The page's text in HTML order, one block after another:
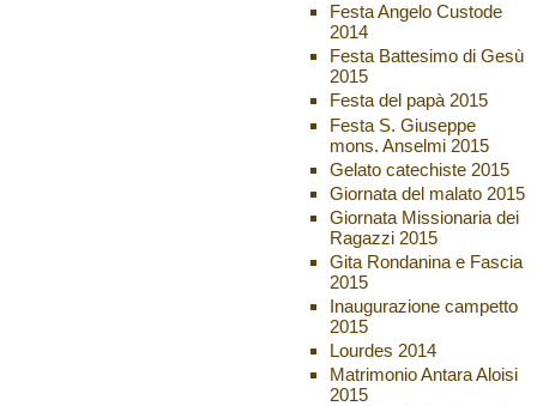
Festa Angelo Custode
2014
Festa Battesimo di Gesù
2015
Festa del papà 2015
Festa S. Giuseppe
mons. Anselmi 2015
Gelato catechiste 2015
Giornata del malato 2015
Giornata Missionaria dei
Ragazzi 2015
Gita Rondanina e Fascia
2015
Inaugurazione campetto
2015
Lourdes 2014
Matrimonio Antara Aloisi
2015